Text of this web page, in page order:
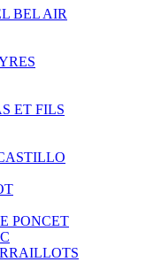
BEL AIR
ET FILS
PONCET